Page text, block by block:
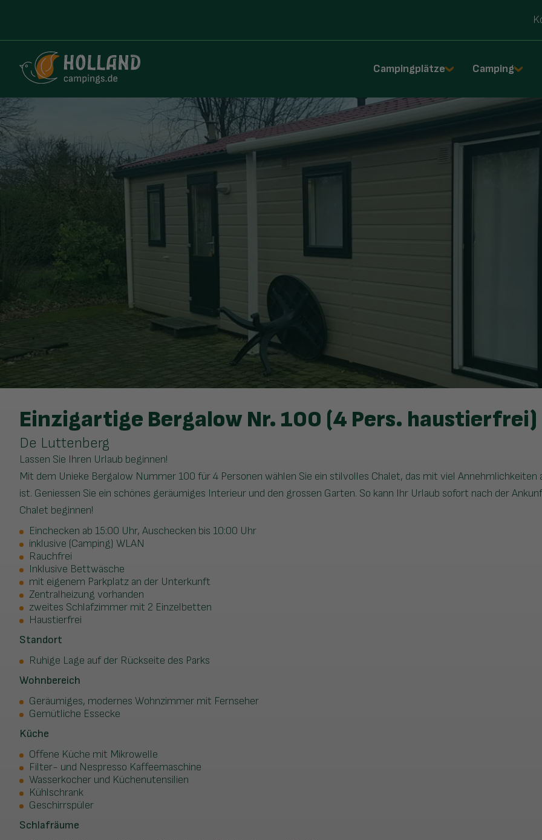
Campingplätze Camping
Einzigartige Bergalow Nr. 100 (4 Pers. haustierfrei)
De Luttenberg
Lassen Sie Ihren Urlaub beginnen!
Mit dem Unieke Bergalow Nummer 100 für 4 Personen wählen Sie ein stilvolles Chalet, das mit viel
ist. Geniessen Sie ein schönes geräumiges Interieur und den grossen Garten. So kann Ihr Urlaub sofort nach der
Chalet beginnen!
Einchecken ab 15:00 Uhr, Auschecken bis 10:00 Uhr
inklusive (Camping) WLAN
Rauchfrei
Inklusive Bettwäsche
mit eigenem Parkplatz an der Unterkunft
Zentralheizung vorhanden
zweites Schlafzimmer mit 2 Einzelbetten
Haustierfrei
Standort
Ruhige Lage auf der Rückseite des Parks
Wohnbereich
Geräumiges, modernes Wohnzimmer mit Fernseher
Gemütliche Essecke
Küche
Offene Küche mit Mikrowelle
Filter- und Nespresso Kaffeemaschine
Wasserkocher und Küchenutensilien
Kühlschrank
Geschirrspüler
Schlafräume